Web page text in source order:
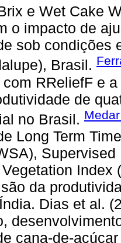
e Wet Cake
o impacto de
sob condições
Brasil.
com RReliefF e
de
no Brasil.
Long Term
Index
da
Dias et al.
cana-de-